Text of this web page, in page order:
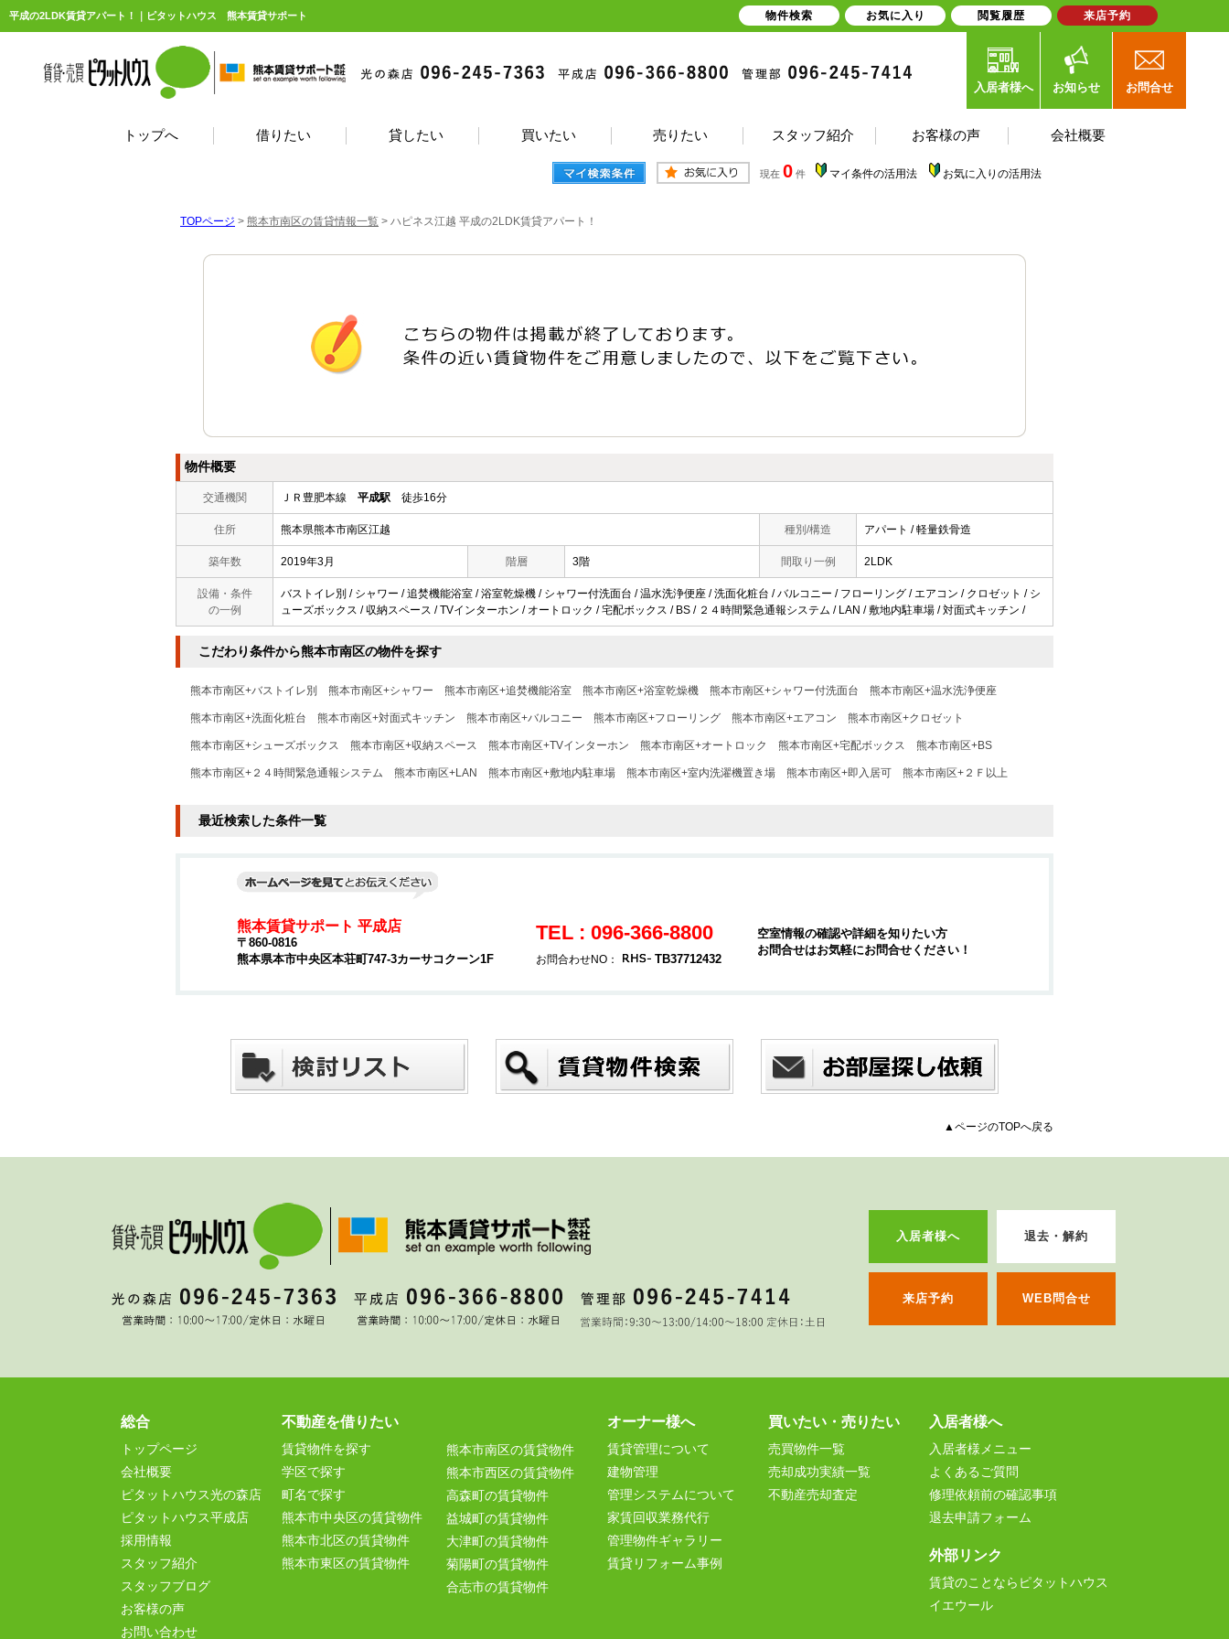
平成の2LDK賃貸アパート！｜ピタットハウス 熊本賃貸サポート
入居者様へ お知らせ お問合せ
トップへ 借りたい 貸したい 買いたい 売りたい スタッフ紹介 お客様の声 会社概要
現在 0 件 マイ条件の活用法 お気に入りの活用法
TOPページ > 熊本市南区の賃貸情報一覧 > ハピネス江越 平成の2LDK賃貸アパート！
物件概要
交通機関 ＪＲ豊肥本線 平成駅 徒歩16分
住所 熊本県熊本市南区江越 種別/構造 アパート / 軽量鉄骨造
築年数 2019年3月 階層 3階 間取り一例 2LDK
設備・条件
の一例
バストイレ別 / シャワー / 追焚機能浴室 / 浴室乾燥機 / シャワー付洗面台 / 温水洗浄便座 / 洗面化粧台 / バルコニー / フローリング / エアコン / クロゼット / シ
ューズボックス / 収納スペース / TVインターホン / オートロック / 宅配ボックス / BS / ２４時間緊急通報システム / LAN / 敷地内駐車場 / 対面式キッチン /
こだわり条件から熊本市南区の物件を探す
熊本市南区+バストイレ別 熊本市南区+シャワー 熊本市南区+追焚機能浴室 熊本市南区+浴室乾燥機 熊本市南区+シャワー付洗面台 熊本市南区+温水洗浄便座
熊本市南区+洗面化粧台 熊本市南区+対面式キッチン 熊本市南区+バルコニー 熊本市南区+フローリング 熊本市南区+エアコン 熊本市南区+クロゼット
熊本市南区+シューズボックス 熊本市南区+収納スペース 熊本市南区+TVインターホン 熊本市南区+オートロック 熊本市南区+宅配ボックス 熊本市南区+BS
熊本市南区+２４時間緊急通報システム 熊本市南区+LAN 熊本市南区+敷地内駐車場 熊本市南区+室内洗濯機置き場 熊本市南区+即入居可 熊本市南区+２Ｆ以上
最近検索した条件一覧
熊本賃貸サポート 平成店
〒860-0816
熊本県本市中央区本荘町747-3カーサコクーン1F
TEL : 096-366-8800
お問合わせNO： TB37712432
空室情報の確認や詳細を知りたい方
お問合せはお気軽にお問合せください！
▲ページのTOPへ戻る
入居者様へ 退去・解約
来店予約 WEB問合せ
総合
トップページ
会社概要
ピタットハウス光の森店
ピタットハウス平成店
採用情報
スタッフ紹介
スタッフブログ
お客様の声
お問い合わせ
不動産を借りたい
賃貸物件を探す
学区で探す
町名で探す
熊本市中央区の賃貸物件
熊本市北区の賃貸物件
熊本市東区の賃貸物件
熊本市南区の賃貸物件
熊本市西区の賃貸物件
高森町の賃貸物件
益城町の賃貸物件
大津町の賃貸物件
菊陽町の賃貸物件
合志市の賃貸物件
オーナー様へ
賃貸管理について
建物管理
管理システムについて
家賃回収業務代行
管理物件ギャラリー
賃貸リフォーム事例
買いたい・売りたい
売買物件一覧
売却成功実績一覧
不動産売却査定
入居者様へ
入居者様メニュー
よくあるご質問
修理依頼前の確認事項
退去申請フォーム
外部リンク
賃貸のことならピタットハウス
イエウール
物件検索 お気に入り 閲覧履歴 来店予約